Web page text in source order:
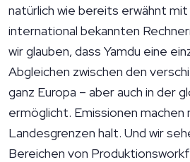
natürlich wie bereits erwähnt
international bekannten
wir glauben, dass Yamdu eine
Abgleichen zwischen den
ganz Europa – aber auch in der
ermöglicht. Emissionen machen
Landesgrenzen halt. Und wir
Bereichen von